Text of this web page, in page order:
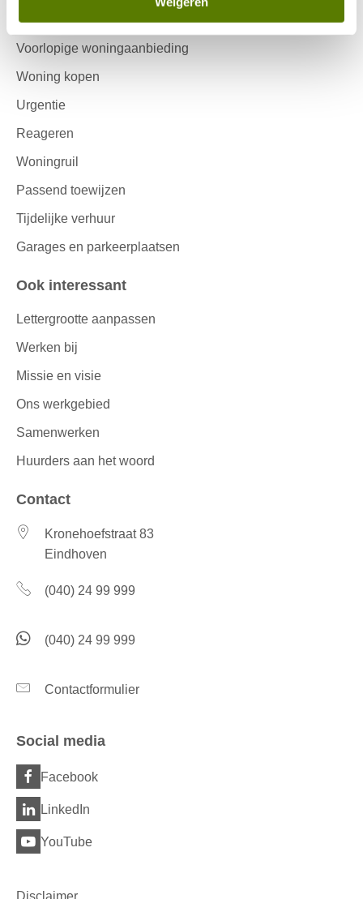
Inschrijven Wooniezie
Voorlopige woningaanbieding
Woning kopen
Urgentie
Reageren
Woningruil
Passend toewijzen
Tijdelijke verhuur
Garages en parkeerplaatsen
Ook interessant
Lettergrootte aanpassen
Werken bij
Missie en visie
Ons werkgebied
Samenwerken
Huurders aan het woord
Contact
Kronehoefstraat 83
Eindhoven
(040) 24 99 999
(040) 24 99 999
Contactformulier
Social media
Facebook
LinkedIn
YouTube